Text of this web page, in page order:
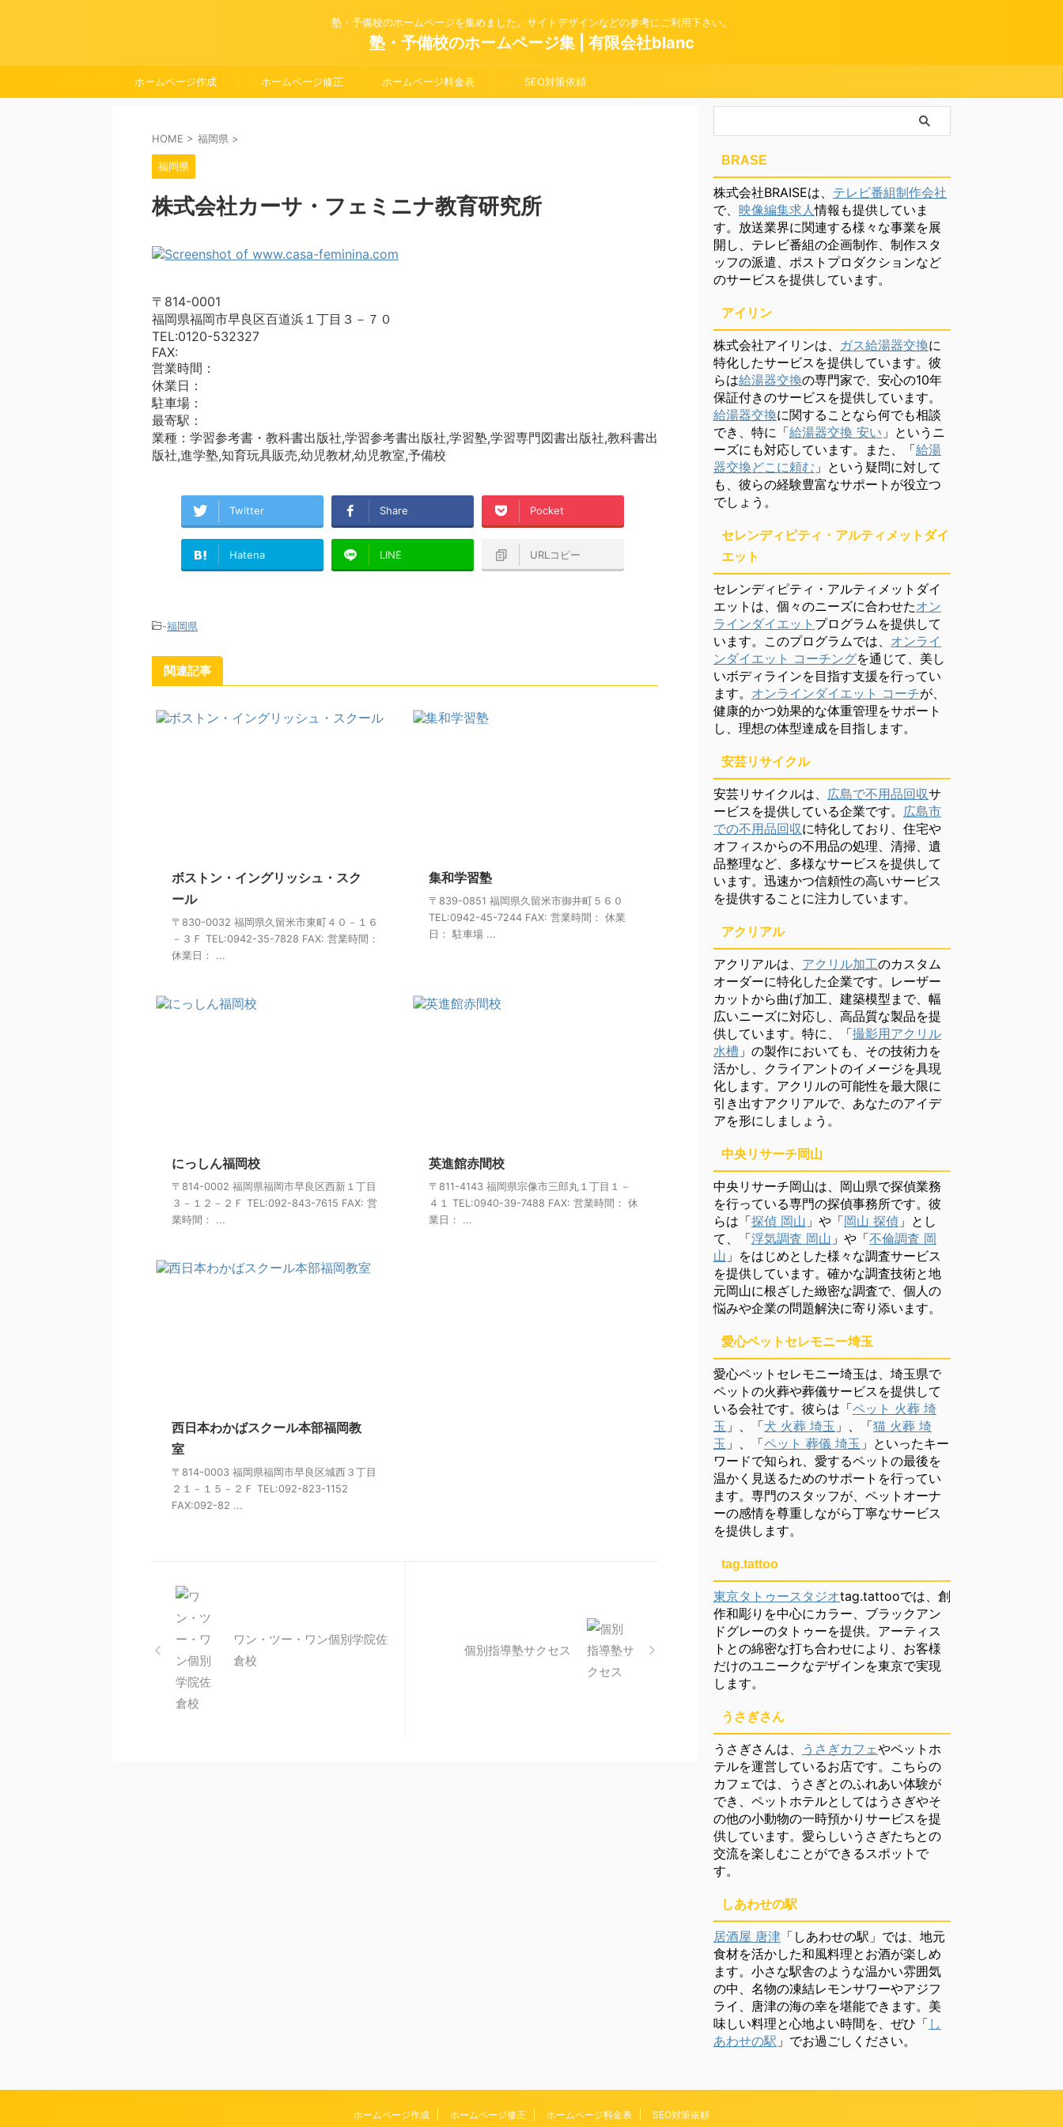
塾・予備校のホームページを集めました。サイトデザインなどの参考にご利用下さい。
塾・予備校のホームページ集 | 有限会社blanc
ホームページ作成 ホームページ修正 ホームページ料金表 SEO対策依頼
HOME > 福岡県 >
福岡県
株式会社カーサ・フェミニナ教育研究所
〒814-0001
福岡県福岡市早良区百道浜１丁目３－７０
TEL:0120-532327
FAX:
営業時間：
休業日：
駐車場：
最寄駅：
業種：学習参考書・教科書出版社,学習参考書出版社,学習塾,学習専門図書出版社,教科書出
版社,進学塾,知育玩具販売,幼児教材,幼児教室,予備校
Twitter Share Pocket
Hatena LINE URLコピー
-福岡県
関連記事
ボストン・イングリッシュ・スク
ール
〒830-0032 福岡県久留米市東町４０－１６
－３Ｆ TEL:0942-35-7828 FAX: 営業時間：
休業日： ...
集和学習塾
〒839-0851 福岡県久留米市御井町５６０
TEL:0942-45-7244 FAX: 営業時間： 休業
日： 駐車場 ...
にっしん福岡校
〒814-0002 福岡県福岡市早良区西新１丁目
３－１２－２Ｆ TEL:092-843-7615 FAX: 営
業時間： ...
英進館赤間校
〒811-4143 福岡県宗像市三郎丸１丁目１－
４１ TEL:0940-39-7488 FAX: 営業時間： 休
業日： ...
西日本わかばスクール本部福岡教
室
〒814-0003 福岡県福岡市早良区城西３丁目
２１－１５－２Ｆ TEL:092-823-1152
FAX:092-82 ...
ワン・ツー・ワン個別学院佐
倉校
個別指導塾サクセス
BRASE
株式会社BRAISEは、 テレビ番組制作会社
で、 映像編集求人情報も提供していま
す。放送業界に関連する様々な事業を展
開し、テレビ番組の企画制作、制作スタ
ッフの派遣、ポストプロダクションなど
のサービスを提供しています。
アイリン
株式会社アイリンは、 ガス給湯器交換に
特化したサービスを提供しています。彼
らは給湯器交換の専門家で、安心の10年
保証付きのサービスを提供しています。
給湯器交換に関することなら何でも相談
でき、特に「給湯器交換 安い 」というニ
ーズにも対応しています。また、「給湯
器交換どこに頼む 」という疑問に対して
も、彼らの経験豊富なサポートが役立つ
でしょう。
セレンディピティ・アルティメットダイ
エット
セレンディピティ・アルティメットダイ
エットは、個々のニーズに合わせたオン
ラインダイエット プログラムを提供して
います。このプログラムでは、 オンライ
ンダイエット コーチングを通じて、美し
いボディラインを目指す支援を行ってい
ます。 オンラインダイエット コーチが、
健康的かつ効果的な体重管理をサポート
し、理想の体型達成を目指します。
安芸リサイクル
安芸リサイクルは、 広島で不用品回収サ
ービスを提供している企業です。 広島市
での不用品回収に特化しており、住宅や
オフィスからの不用品の処理、清掃、遺
品整理など、多様なサービスを提供して
います。迅速かつ信頼性の高いサービス
を提供することに注力しています。
アクリアル
アクリアルは、 アクリル加工のカスタム
オーダーに特化した企業です。レーザー
カットから曲げ加工、建築模型まで、幅
広いニーズに対応し、高品質な製品を提
供しています。特に、「撮影用アクリル
水槽 」の製作においても、その技術力を
活かし、クライアントのイメージを具現
化します。アクリルの可能性を最大限に
引き出すアクリアルで、あなたのアイデ
アを形にしましょう。
中央リサーチ岡山
中央リサーチ岡山は、岡山県で探偵業務
を行っている専門の探偵事務所です。彼
らは「探偵 岡山 」や「岡山 探偵 」とし
て、「浮気調査 岡山 」や「不倫調査 岡
山 」をはじめとした様々な調査サービス
を提供しています。確かな調査技術と地
元岡山に根ざした緻密な調査で、個人の
悩みや企業の問題解決に寄り添います。
愛心ペットセレモニー埼玉
愛心ペットセレモニー埼玉は、埼玉県で
ペットの火葬や葬儀サービスを提供して
いる会社です。彼らは「ペット 火葬 埼
玉 」、「犬 火葬 埼玉 」、「猫 火葬 埼
玉 」、「ペット 葬儀 埼玉 」といったキー
ワードで知られ、愛するペットの最後を
温かく見送るためのサポートを行ってい
ます。専門のスタッフが、ペットオーナ
ーの感情を尊重しながら丁寧なサービス
を提供します。
tag.tattoo
東京タトゥースタジオtag.tattooでは、創
作和彫りを中心にカラー、ブラックアン
ドグレーのタトゥーを提供。アーティス
トとの綿密な打ち合わせにより、お客様
だけのユニークなデザインを東京で実現
します。
うさぎさん
うさぎさんは、 うさぎカフェやペットホ
テルを運営しているお店です。こちらの
カフェでは、うさぎとのふれあい体験が
でき、ペットホテルとしてはうさぎやそ
の他の小動物の一時預かりサービスを提
供しています。愛らしいうさぎたちとの
交流を楽しむことができるスポットで
す。
しあわせの駅
居酒屋 唐津 「しあわせの駅」では、地元
食材を活かした和風料理とお酒が楽しめ
ます。小さな駅舎のような温かい雰囲気
の中、名物の凍結レモンサワーやアジフ
ライ、唐津の海の幸を堪能できます。美
味しい料理と心地よい時間を、ぜひ「 し
あわせの駅 」でお過ごしください。
ホームページ作成 ホームページ修正 ホームページ料金表 SEO対策依頼